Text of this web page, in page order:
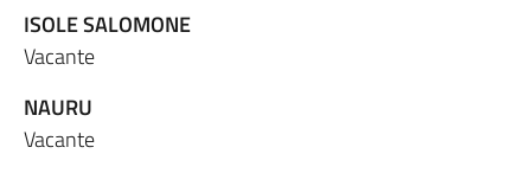
ISOLE SALOMONE
Vacante
NAURU
Vacante